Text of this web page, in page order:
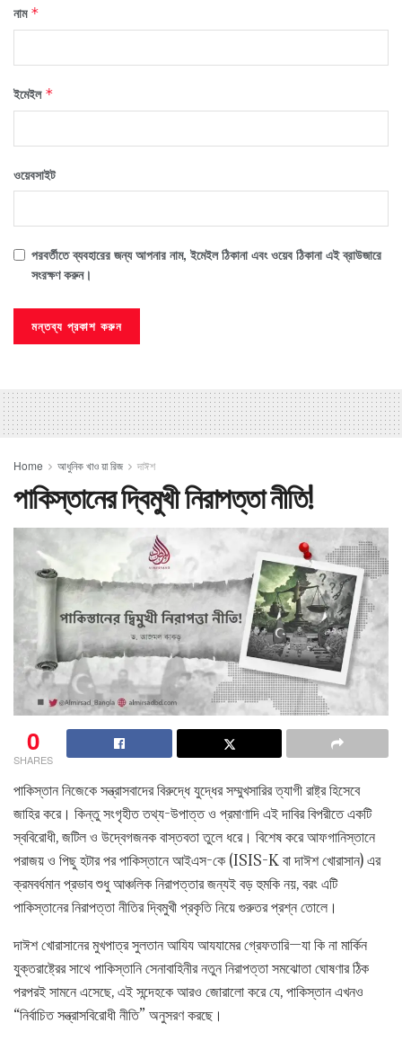
নাম *
ইমেইল *
ওয়েবসাইট
পরবর্তীতে ব্যবহারের জন্য আপনার নাম, ইমেইল ঠিকানা এবং ওয়েব ঠিকানা এই ব্রাউজারে
সংরক্ষণ করুন।
Home আধুনিক খাও য়া রিজ দাঈশ
পাকিস্তানের দ্বিমুখী নিরাপত্তা নীতি!
0
SHARES
পাকিস্তান নিজেকে সন্ত্রাসবাদের বিরুদ্ধে যুদ্ধের সম্মুখসারির ত্যাগী রাষ্ট্র হিসেবে
জাহির করে। কিন্তু সংগৃহীত তথ্য-উপাত্ত ও প্রমাণাদি এই দাবির বিপরীতে একটি
স্ববিরোধী, জটিল ও উদ্বেগজনক বাস্তবতা তুলে ধরে। বিশেষ করে আফগানিস্তানে
পরাজয় ও পিছু হটার পর পাকিস্তানে আইএস-কে (ISIS-K বা দাঈশ খোরাসান) এর
ক্রমবর্ধমান প্রভাব শুধু আঞ্চলিক নিরাপত্তার জন্যই বড় হুমকি নয়, বরং এটি
পাকিস্তানের নিরাপত্তা নীতির দ্বিমুখী প্রকৃতি নিয়ে গুরুতর প্রশ্ন তোলে।
দাঈশ খোরাসানের মুখপাত্র সুলতান আযিয আযযামের গ্রেফতারি—যা কি না মার্কিন
যুক্তরাষ্ট্রের সাথে পাকিস্তানি সেনাবাহিনীর নতুন নিরাপত্তা সমঝোতা ঘোষণার ঠিক
পরপরই সামনে এসেছে, এই সন্দেহকে আরও জোরালো করে যে, পাকিস্তান এখনও
“নির্বাচিত সন্ত্রাসবিরোধী নীতি” অনুসরণ করছে।